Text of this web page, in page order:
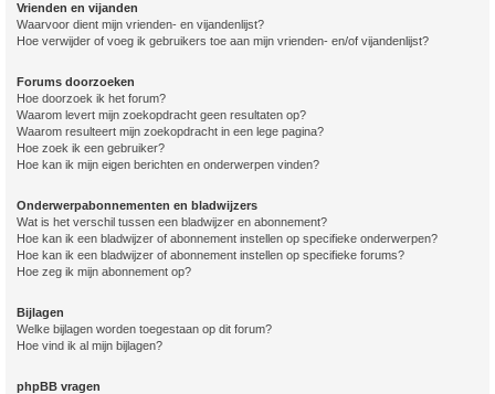
Vrienden en vijanden
Waarvoor dient mijn vrienden- en vijandenlijst?
Hoe verwijder of voeg ik gebruikers toe aan mijn vrienden- en/of vijandenlijst?
Forums doorzoeken
Hoe doorzoek ik het forum?
Waarom levert mijn zoekopdracht geen resultaten op?
Waarom resulteert mijn zoekopdracht in een lege pagina?
Hoe zoek ik een gebruiker?
Hoe kan ik mijn eigen berichten en onderwerpen vinden?
Onderwerpabonnementen en bladwijzers
Wat is het verschil tussen een bladwijzer en abonnement?
Hoe kan ik een bladwijzer of abonnement instellen op specifieke onderwerpen?
Hoe kan ik een bladwijzer of abonnement instellen op specifieke forums?
Hoe zeg ik mijn abonnement op?
Bijlagen
Welke bijlagen worden toegestaan op dit forum?
Hoe vind ik al mijn bijlagen?
phpBB vragen